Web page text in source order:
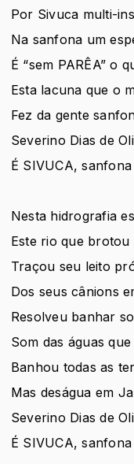
Por Sivuca multi-
Na sanfona um
É “sem PARÊA” o
Esta lacuna que o
Fez da gente
Severino Dias de
É SIVUCA,
Nesta hidrografia
Este rio que
Traçou seu leito
Dos seus cânions
Resolveu banhar
Som das águas
Banhou todas as
Mas deságua em
Severino Dias de
É SIVUCA,